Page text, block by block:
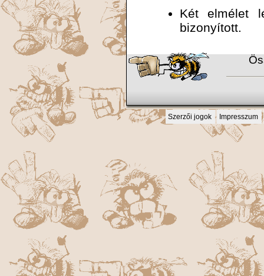
Két elmélet
bizonyított.
Szerzői jogok Impresszum